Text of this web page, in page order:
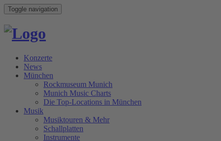
Toggle navigation
Konzerte
News
München
Rockmuseum Munich
Munich Music Charts
Die Top-Locations in München
Musik
Musiktouren & Mehr
Schallplatten
Instrumente